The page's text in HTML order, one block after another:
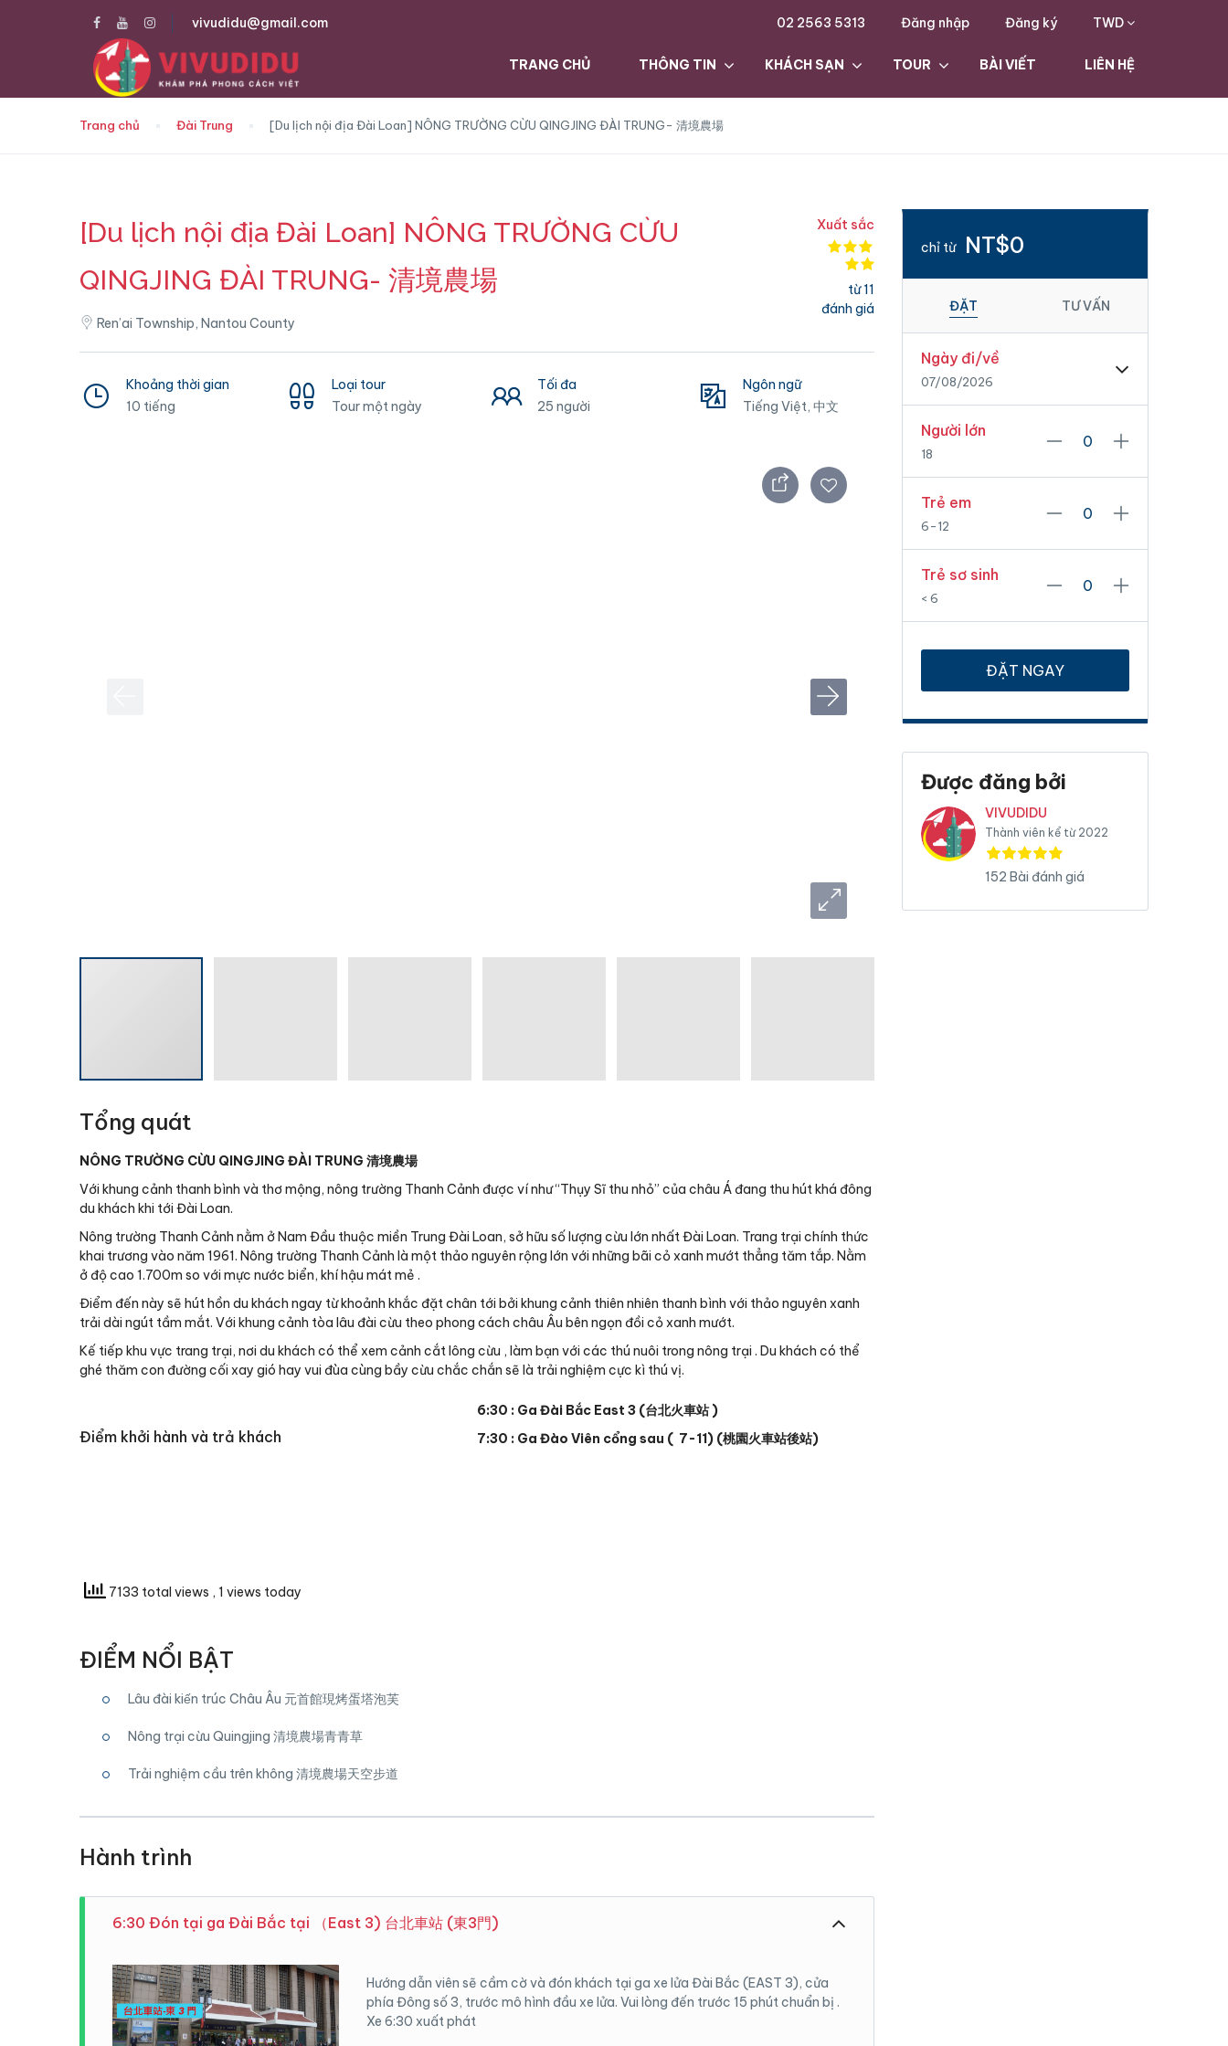
vivudidu@gmail.com 02 2563 5313 Đăng nhập Đăng ký TWD
TRANG CHỦ THÔNG TIN KHÁCH SẠN TOUR BÀI VIẾT LIÊN HỆ
Trang chủ Đài Trung [Du lịch nội địa Đài Loan] NÔNG TRƯỜNG CỪU QINGJING ĐÀI TRUNG- 清境農場
[Du lịch nội địa Đài Loan] NÔNG TRƯỜNG CỪU
QINGJING ĐÀI TRUNG- 清境農場
Ren’ai Township, Nantou County
Xuất sắc
từ 11
đánh giá
Khoảng thời gian
10 tiếng
Loại tour
Tour một ngày
Tối đa
25 người
Ngôn ngữ
Tiếng Việt, 中文
Tổng quát
NÔNG TRƯỜNG CỪU QINGJING ĐÀI TRUNG 清境農場
Với khung cảnh thanh bình và thơ mộng, nông trường Thanh Cảnh được ví như “Thụy Sĩ thu nhỏ” của châu Á đang thu hút khá đông
du khách khi tới Đài Loan.
Nông trường Thanh Cảnh nằm ở Nam Đầu thuộc miền Trung Đài Loan, sở hữu số lượng cừu lớn nhất Đài Loan. Trang trại chính thức
khai trương vào năm 1961. Nông trường Thanh Cảnh là một thảo nguyên rộng lớn với những bãi cỏ xanh mướt thẳng tăm tắp. Nằm
ở độ cao 1.700m so với mực nước biển, khí hậu mát mẻ .
Điểm đến này sẽ hút hồn du khách ngay từ khoảnh khắc đặt chân tới bởi khung cảnh thiên nhiên thanh bình với thảo nguyên xanh
trải dài ngút tầm mắt. Với khung cảnh tòa lâu đài cừu theo phong cách châu Âu bên ngọn đồi cỏ xanh mướt.
Kế tiếp khu vực trang trại, nơi du khách có thể xem cảnh cắt lông cừu , làm bạn với các thú nuôi trong nông trại . Du khách có thể
ghé thăm con đường cối xay gió hay vui đùa cùng bầy cừu chắc chắn sẽ là trải nghiệm cực kì thú vị.
Điểm khởi hành và trả khách
6:30 : Ga Đài Bắc East 3 (台北火車站 )
7:30 : Ga Đào Viên cổng sau ( 7-11) (桃園火車站後站)
7133 total views , 1 views today
ĐIỂM NỔI BẬT
Lâu đài kiến trúc Châu Âu 元首館現烤蛋塔泡芙
Nông trại cừu Quingjing 清境農場青青草
Trải nghiệm cầu trên không 清境農場天空步道
Hành trình
6:30 Đón tại ga Đài Bắc tại （East 3) 台北車站 (東3門)
Hướng dẫn viên sẽ cầm cờ và đón khách tại ga xe lửa Đài Bắc (EAST 3), cửa
phía Đông số 3, trước mô hình đầu xe lửa. Vui lòng đến trước 15 phút chuẩn bị .
Xe 6:30 xuất phát
chỉ từ NT$0
ĐẶT TƯ VẤN
Ngày đi/về
07/08/2026
Người lớn
18
Trẻ em
6-12
Trẻ sơ sinh
< 6
ĐẶT NGAY
Được đăng bởi
VIVUDIDU
Thành viên kể từ 2022
152 Bài đánh giá